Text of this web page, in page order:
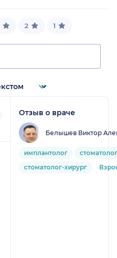
2 1
Отзыв о враче
Белышев Виктор
имплантолог
стоматолог-хирург